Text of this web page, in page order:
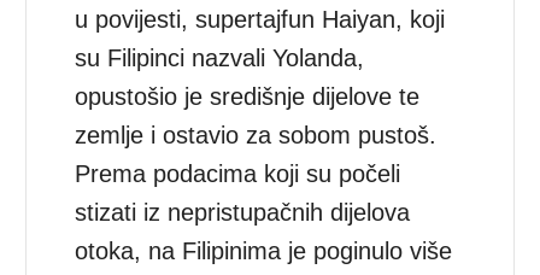
u povijesti, supertajfun Haiyan, koji
su Filipinci nazvali Yolanda,
opustošio je središnje dijelove te
zemlje i ostavio za sobom pustoš.
Prema podacima koji su počeli
stizati iz nepristupačnih dijelova
otoka, na Filipinima je poginulo više